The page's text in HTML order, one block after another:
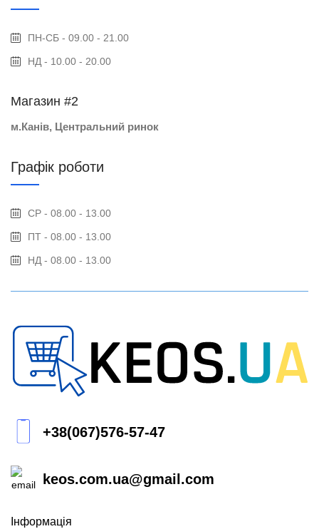
ПН-СБ - 09.00 - 21.00
НД - 10.00 - 20.00
Магазин #2
м.Канів, Центральний ринок
Графік роботи
СР - 08.00 - 13.00
ПТ - 08.00 - 13.00
НД - 08.00 - 13.00
+38(067)576-57-47
keos.com.ua@gmail.com
Інформація